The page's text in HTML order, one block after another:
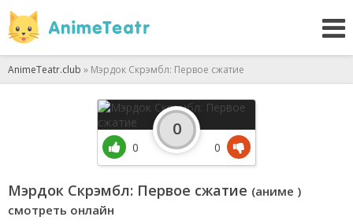
AnimeTeatr.club » Мэрдок Скрэмбл: Первое сжатие
Мэрдок Скрэмбл: Первое сжатие (аниме )
смотреть онлайн
0
0
0